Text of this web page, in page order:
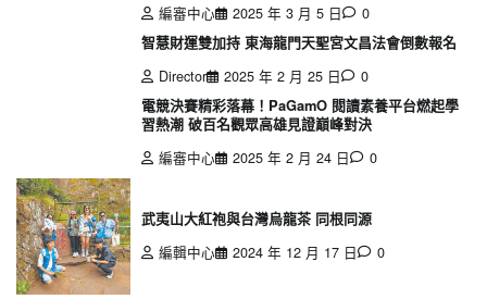
編審中心
2025 年 3 月 5 日
0
智慧財運雙加持 東海龍門天聖宮文昌法會倒數報名
Director
2025 年 2 月 25 日
0
電競決賽精彩落幕！PaGamO 閱讀素養平台燃起學
習熱潮 破百名觀眾高雄見證巔峰對決
編審中心
2025 年 2 月 24 日 0
武夷山大紅袍與台灣烏龍茶 同根同源
編輯中心
2024 年 12 月 17 日 0